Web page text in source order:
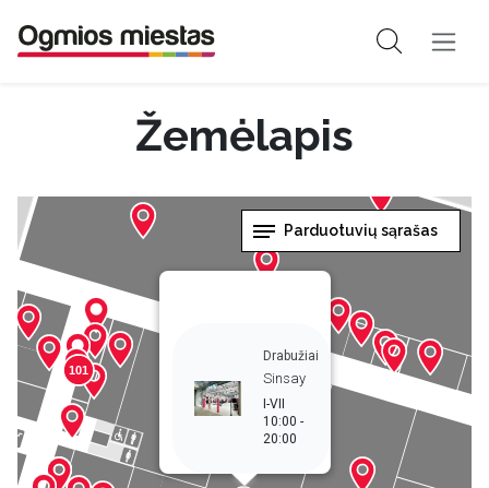
Žemėlapis
101
Drabužiai
Sinsay
I-VII
10:00 -
20:00
Parduotuvių sąrašas